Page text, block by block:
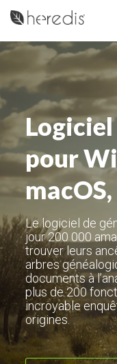
pour
Le logiciel de
jour 200 000
trouver leurs
arbres
documents à
plus de 200
incroyable
origines.